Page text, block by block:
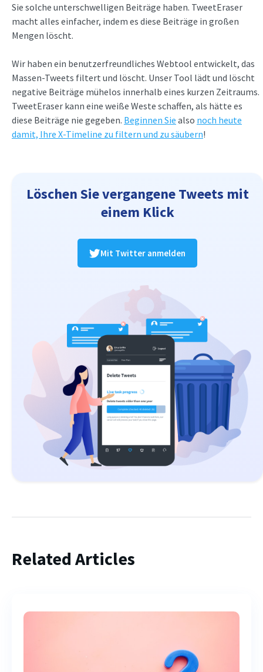
Sie solche unterschwelligen Beiträge haben. TweetEraser
macht alles einfacher, indem es diese Beiträge in großen
Mengen löscht.
Wir haben ein benutzerfreundliches Webtool entwickelt, das
Massen-Tweets filtert und löscht. Unser Tool lädt und löscht
negative Beiträge mühelos innerhalb eines kurzen Zeitraums.
TweetEraser kann eine weiße Weste schaffen, als hätte es
diese Beiträge nie gegeben. Beginnen Sie also noch heute
damit, Ihre X-Timeline zu filtern und zu säubern!
Löschen Sie vergangene Tweets mit
einem Klick
Mit Twitter anmelden
Related Articles